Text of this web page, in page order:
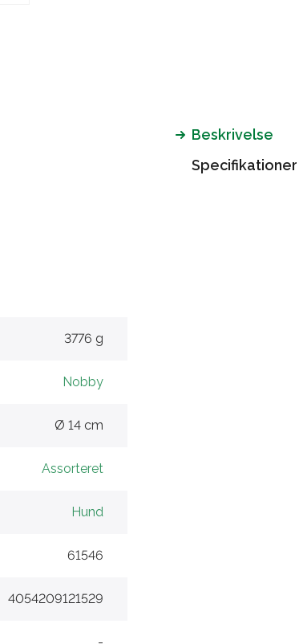
3776 g
Nobby
Ø 14 cm
Assorteret
Hund
61546
4054209121529
Beskrivelse
Specifikationer